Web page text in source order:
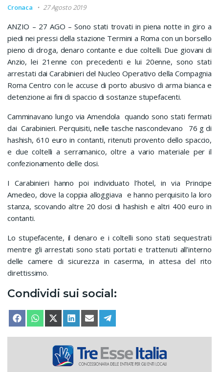
Cronaca 27 Agosto 2019
ANZIO – 27 AGO – Sono stati trovati in piena notte in giro a
piedi nei pressi della stazione Termini a Roma con un borsello
pieno di droga, denaro contante e due coltelli. Due giovani di
Anzio, lei 21enne con precedenti e lui 20enne, sono stati
arrestati dai Carabinieri del Nucleo Operativo della Compagnia
Roma Centro con le accuse di porto abusivo di arma bianca e
detenzione ai fini di spaccio di sostanze stupefacenti.
Camminavano lungo via Amendola quando sono stati fermati
dai Carabinieri. Perquisiti, nelle tasche nascondevano 76 g di
hashish, 610 euro in contanti, ritenuti provento dello spaccio,
e due coltelli a serramanico, oltre a vario materiale per il
confezionamento delle dosi.
I Carabinieri hanno poi individuato l’hotel, in via Principe
Amedeo, dove la coppia alloggiava e hanno perquisito la loro
stanza, scovando altre 20 dosi di hashish e altri 400 euro in
contanti.
Lo stupefacente, il denaro e i coltelli sono stati sequestrati
mentre gli arrestati sono stati portati e trattenuti all’interno
delle camere di sicurezza in caserma, in attesa del rito
direttissimo.
Condividi sui social:
SHARE ON
FACEBOOKSHARE ON
WHATSAPPSHARE ON
X (TWITTER)
SHARE ON
LINKEDINSHARE ON
EMAIL